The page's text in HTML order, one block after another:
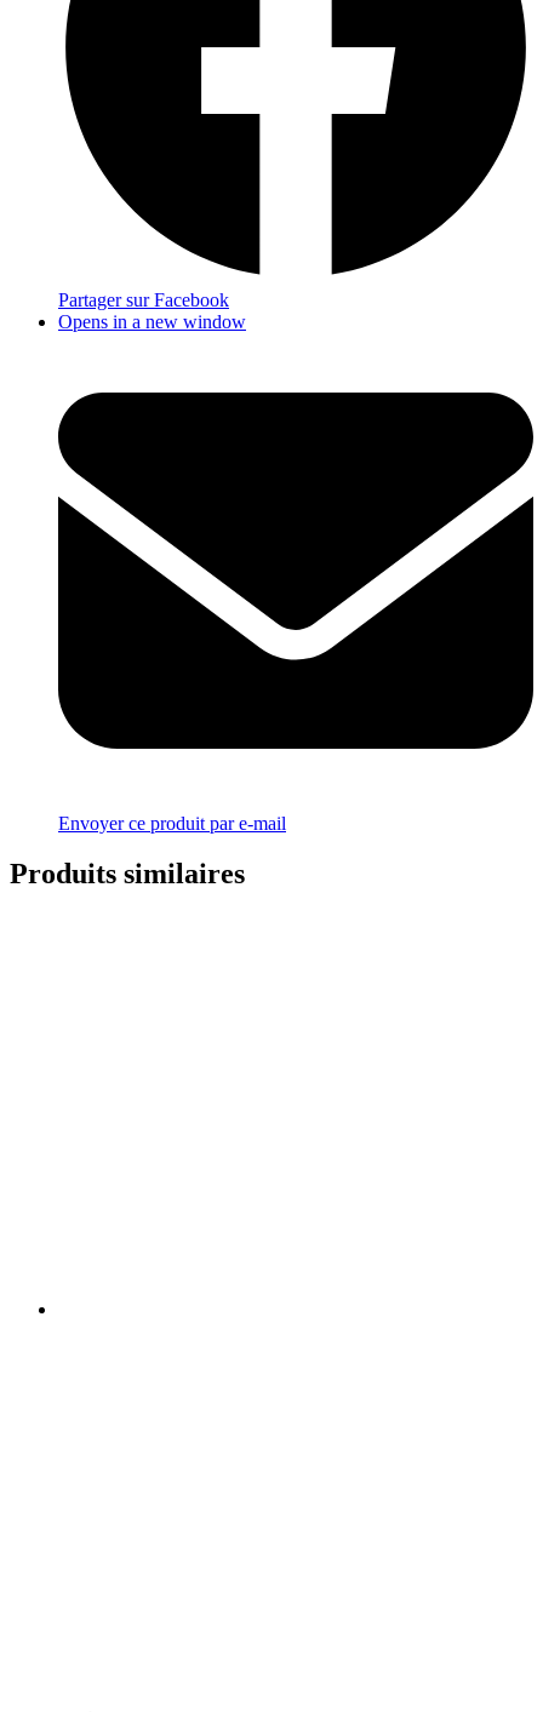
Partager sur Facebook
Opens in a new window
Envoyer ce produit par e-mail
Produits similaires